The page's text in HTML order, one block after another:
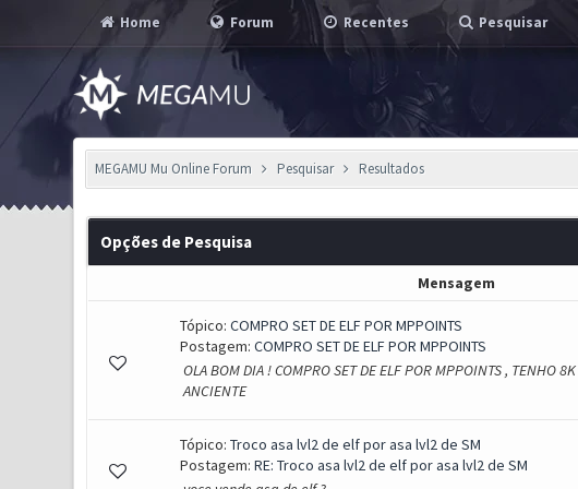
Home Forum Recentes Pesquisar
MEGAMU Mu Online Forum Pesquisar Resultados
Opções de Pesquisa
Mensagem
Tópico: COMPRO SET DE ELF POR MPPOINTS
Postagem: COMPRO SET DE ELF POR MPPOINTS
OLA BOM DIA ! COMPRO SET DE ELF POR MPPOINTS , TENHO
ANCIENTE
Tópico: Troco asa lvl2 de elf por asa lvl2 de SM
Postagem: RE: Troco asa lvl2 de elf por asa lvl2 de SM